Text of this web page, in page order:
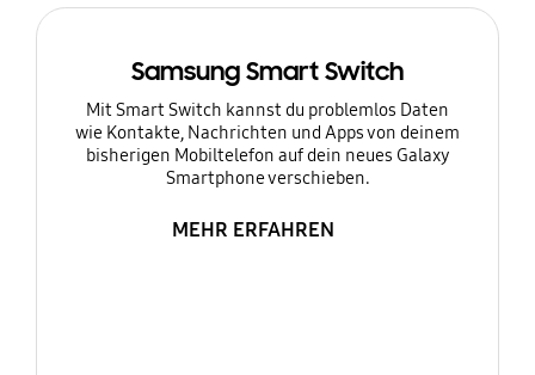
Samsung Smart Switch
Mit Smart Switch kannst du problemlos Daten
wie Kontakte, Nachrichten und Apps von deinem
bisherigen Mobiltelefon auf dein neues Galaxy
Smartphone verschieben.
MEHR ERFAHREN